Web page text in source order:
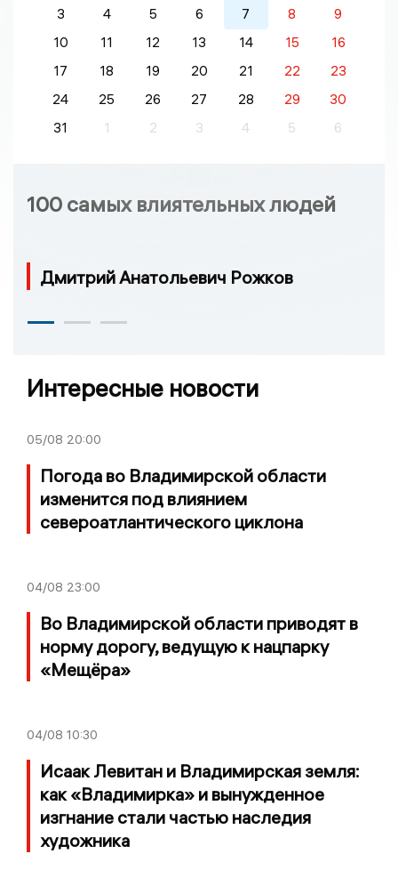
3 4 5 6 7 8
9
10
11 12 13 14 15
16
17
18 19 20 21 22
23
24
25 26 27 28 29
30
31
1 2 3 4 5 6
100 самых влиятельных людей
Дмитрий Анатольевич Рожков
Интересные новости
05/08 20:00
Погода во Владимирской области
изменится под влиянием
североатлантического циклона
04/08 23:00
Во Владимирской области приводят в
норму дорогу, ведущую к нацпарку
«Мещёра»
04/08 10:30
Исаак Левитан и Владимирская земля:
как «Владимирка» и вынужденное
изгнание стали частью наследия
художника